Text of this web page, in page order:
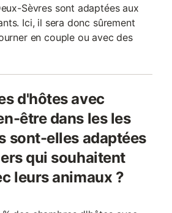
Sèvres sont adaptées aux
Ici, il sera donc sûrement
en couple ou avec des
d'hôtes avec
être dans les les
sont-elles adaptées
qui souhaitent
leurs animaux ?